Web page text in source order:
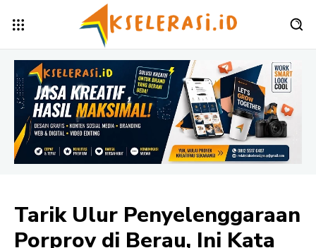
Tarik Ulur Penyelenggaraan
Porprov di Berau, Ini Kata